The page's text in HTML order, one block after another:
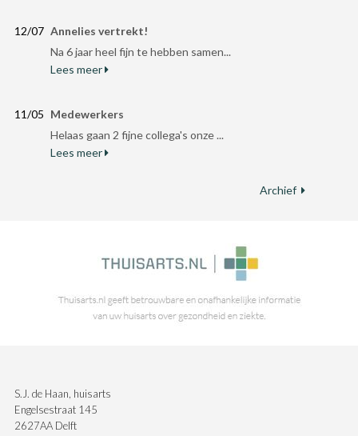
12/07 Annelies vertrekt!
Na 6 jaar heel fijn te hebben samen...
Lees meer
11/05 Medewerkers
Helaas gaan 2 fijne collega's onze ...
Lees meer
Archief
S.J. de Haan, huisarts
Engelsestraat 145
2627AA Delft